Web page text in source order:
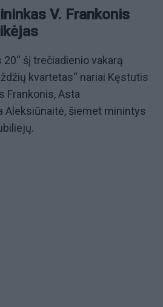
V. Frankonis
20“ šį trečiadienio vakarą
kvartetas“ nariai Kęstutis
Frankonis, Asta
Aleksiūnaitė, šiemet minintys